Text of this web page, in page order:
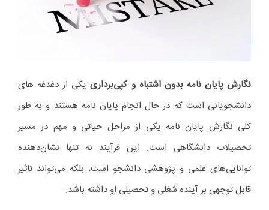
نگارش پایان نامه بدون اشتباه و کپی‌بردارییکی از دغدغه های
دانشجویانی است که در حال انجام پایان نامه هستند و به طور
کلی نگارش پایان نامه یکی از مراحل حیاتی و مهم در مسیر
تحصیلات دانشگاهی است. این فرآیند نه تنها نشان‌دهنده
توانایی‌های علمی و پژوهشی دانشجو است، بلکه می‌تواند تاثیر
قابل توجهی بر آینده شغلی و تحصیلی او داشته باشد.